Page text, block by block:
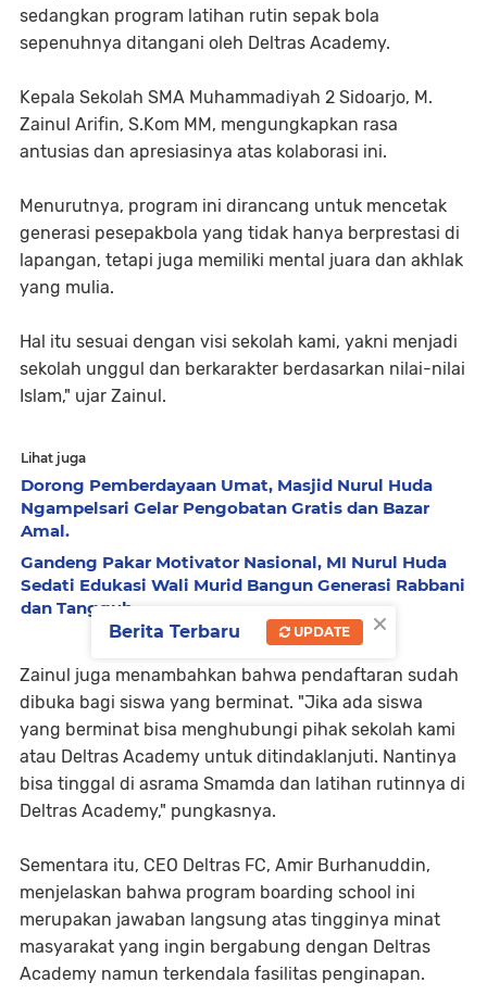
sedangkan program latihan rutin sepak bola
sepenuhnya ditangani oleh Deltras Academy.
Kepala Sekolah SMA Muhammadiyah 2 Sidoarjo, M.
Zainul Arifin, S.Kom MM, mengungkapkan rasa
antusias dan apresiasinya atas kolaborasi ini.
Menurutnya, program ini dirancang untuk mencetak
generasi pesepakbola yang tidak hanya berprestasi di
lapangan, tetapi juga memiliki mental juara dan akhlak
yang mulia.
Hal itu sesuai dengan visi sekolah kami, yakni menjadi
sekolah unggul dan berkarakter berdasarkan nilai-nilai
Islam," ujar Zainul.
Lihat juga
Dorong Pemberdayaan Umat, Masjid Nurul Huda
Ngampelsari Gelar Pengobatan Gratis dan Bazar
Amal.
Gandeng Pakar Motivator Nasional, MI Nurul Huda
Sedati Edukasi Wali Murid Bangun Generasi Rabbani
dan Tangguh.
Zainul juga menambahkan bahwa pendaftaran sudah
dibuka bagi siswa yang berminat. "Jika ada siswa
yang berminat bisa menghubungi pihak sekolah kami
atau Deltras Academy untuk ditindaklanjuti. Nantinya
bisa tinggal di asrama Smamda dan latihan rutinnya di
Deltras Academy," pungkasnya.
Sementara itu, CEO Deltras FC, Amir Burhanuddin,
menjelaskan bahwa program boarding school ini
merupakan jawaban langsung atas tingginya minat
masyarakat yang ingin bergabung dengan Deltras
Academy namun terkendala fasilitas penginapan.
×
Berita Terbaru UPDATE